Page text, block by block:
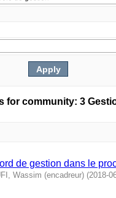
de gestion dans le
Wassim (encadreur) (2018-